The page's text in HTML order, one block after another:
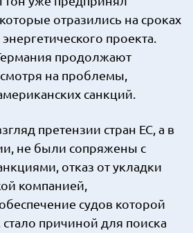
отразились на сроках
проекта.
продолжают
на проблемы,
санкций.
претензии стран ЕС, а в
не были сопряжены с
отказ от укладки
компанией,
судов которой
причиной для поиска